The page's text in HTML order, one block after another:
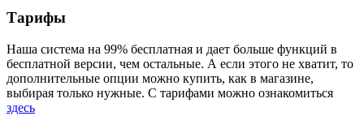
Тарифы
Наша система на 99% бесплатная и дает больше функций в
бесплатной версии, чем остальные. А если этого не хватит, то
дополнительные опции можно купить, как в магазине,
выбирая только нужные. С тарифами можно ознакомиться
здесь